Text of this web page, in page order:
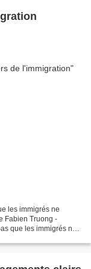
les immigrés ne
Fabien Truong -
que les immigrés ne